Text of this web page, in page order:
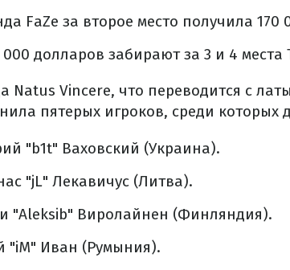
FaZe за второе место получила 170
долларов забирают за 3 и 4 места
Natus Vincere, что переводится с
пятерых игроков, среди которых
"b1t" Ваховский (Украина).
"jL" Лекавичус (Литва).
"Aleksib" Виролайнен (Финляндия).
"iM" Иван (Румыния).